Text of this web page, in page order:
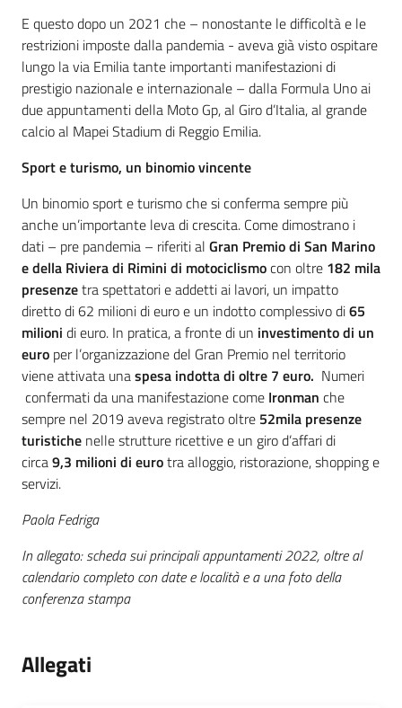
E questo dopo un 2021 che – nonostante le difficoltà e le
restrizioni imposte dalla pandemia - aveva già visto ospitare
lungo la via Emilia tante importanti manifestazioni di
prestigio nazionale e internazionale – dalla Formula Uno ai
due appuntamenti della Moto Gp, al Giro d’Italia, al grande
calcio al Mapei Stadium di Reggio Emilia.
Sport e turismo, un binomio vincente
Un binomio sport e turismo che si conferma sempre più
anche un’importante leva di crescita. Come dimostrano i
dati – pre pandemia – riferiti al Gran Premio di San Marino
e della Riviera di Rimini di motociclismocon oltre 182 mila
presenzetra spettatori e addetti ai lavori, un impatto
diretto di 62 milioni di euro e un indotto complessivo di65
milioni di euro. In pratica, a fronte di un investimento di un
euro per l’organizzazione del Gran Premio nel territorio
viene attivata unaspesa indotta di oltre 7 euro. Numeri
confermati da una manifestazione come Ironman che
sempre nel 2019 aveva registrato oltre 52mila presenze
turistiche nelle strutture ricettive e un giro d’affari di
circa9,3 milioni di eurotra alloggio, ristorazione, shopping e
servizi.
Paola Fedriga
In allegato: scheda sui principali appuntamenti 2022, oltre al
calendario completo con date e località e a una foto della
conferenza stampa
Allegati